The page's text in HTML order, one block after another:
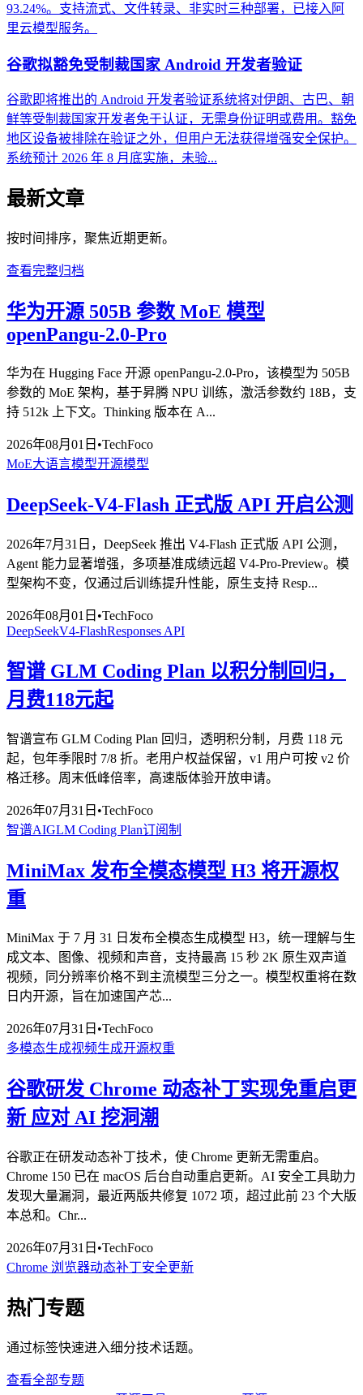
93.24%。支持流式、文件转录、非实时三种部署，已接入阿
里云模型服务。
谷歌拟豁免受制裁国家 Android 开发者验证
谷歌即将推出的 Android 开发者验证系统将对伊朗、古巴、朝
鲜等受制裁国家开发者免于认证，无需身份证明或费用。豁免
地区设备被排除在验证之外，但用户无法获得增强安全保护。
系统预计 2026 年 8 月底实施，未验...
最新文章
按时间排序，聚焦近期更新。
查看完整归档
华为开源 505B 参数 MoE 模型
openPangu-2.0-Pro
华为在 Hugging Face 开源 openPangu-2.0-Pro，该模型为 505B
参数的 MoE 架构，基于昇腾 NPU 训练，激活参数约 18B，支
持 512k 上下文。Thinking 版本在 A...
2026年08月01日 •TechFoco
MoE大语言模型开源模型
DeepSeek-V4-Flash 正式版 API 开启公测
2026年7月31日，DeepSeek 推出 V4-Flash 正式版 API 公测，
Agent 能力显著增强，多项基准成绩远超 V4-Pro-Preview。模
型架构不变，仅通过后训练提升性能，原生支持 Resp...
2026年08月01日 •TechFoco
DeepSeekV4-FlashResponses API
智谱 GLM Coding Plan 以积分制回归，
月费118元起
智谱宣布 GLM Coding Plan 回归，透明积分制，月费 118 元
起，包年季限时 7/8 折。老用户权益保留，v1 用户可按 v2 价
格迁移。周末低峰倍率，高速版体验开放申请。
2026年07月31日 •TechFoco
智谱AIGLM Coding Plan订阅制
MiniMax 发布全模态模型 H3 将开源权
重
MiniMax 于 7 月 31 日发布全模态生成模型 H3，统一理解与生
成文本、图像、视频和声音，支持最高 15 秒 2K 原生双声道
视频，同分辨率价格不到主流模型三分之一。模型权重将在数
日内开源，旨在加速国产芯...
2026年07月31日 •TechFoco
多模态生成视频生成开源权重
谷歌研发 Chrome 动态补丁实现免重启更
新 应对 AI 挖洞潮
谷歌正在研发动态补丁技术，使 Chrome 更新无需重启。
Chrome 150 已在 macOS 后台自动重启更新。AI 安全工具助力
发现大量漏洞，最近两版共修复 1072 项，超过此前 23 个大版
本总和。Chr...
2026年07月31日 •TechFoco
Chrome 浏览器动态补丁安全更新
热门专题
通过标签快速进入细分技术话题。
查看全部专题